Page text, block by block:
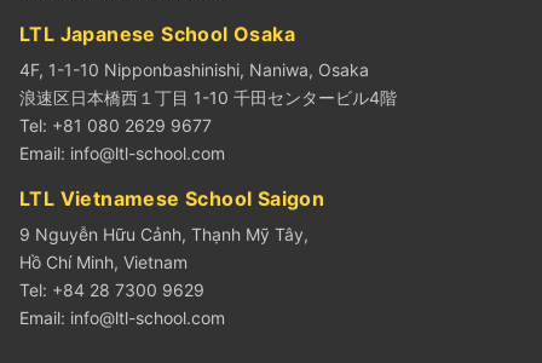
LTL Japanese School Osaka
4F, 1-1-10 Nipponbashinishi, Naniwa, Osaka
浪速区日本橋西１丁目 1-10 千田センタービル4階
Tel: +81 080 2629 9677
Email: info@ltl-school.com
LTL Vietnamese School Saigon
9 Nguyễn Hữu Cảnh, Thạnh Mỹ Tây,
Hồ Chí Minh, Vietnam
Tel: +84 28 7300 9629
Email: info@ltl-school.com